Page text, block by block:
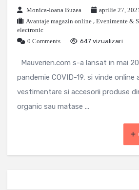
Monica-Ioana Buzea
aprilie 27,
Avantaje magazin online , Evenimente &
electronic
0 Comments
647 vizualizari
Mauverien.com s-a lansat in mai
pandemie COVID-19, si vinde online
vestimentare si accesorii produse
organic sau matase ...